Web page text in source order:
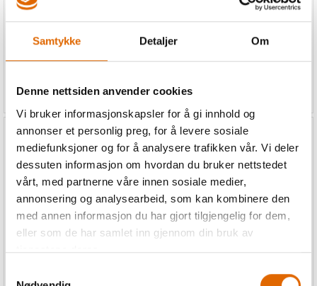
Samtykke Detaljer Om
Denne nettsiden anvender cookies
Vi bruker informasjonskapsler for å gi innhold og
annonser et personlig preg, for å levere sosiale
mediefunksjoner og for å analysere trafikken vår. Vi deler
dessuten informasjon om hvordan du bruker nettstedet
vårt, med partnerne våre innen sosiale medier,
annonsering og analysearbeid, som kan kombinere den
med annen informasjon du har gjort tilgjengelig for dem,
eller som de har samlet inn gjennom din bruk av
tjenestene deres.
Passer til Bernina B,C,D,Ea2-
4,Eb2-4,Ec
448,-
Passer til Bernina B,C,D,Ea2-
4,Eb2-4,EcF
448,-
20% 20%